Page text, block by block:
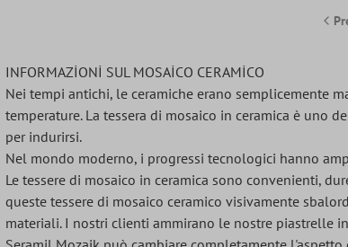
su 5 stelle
su 5 stelle
3 su 5 stelle
2 su 5 stelle
1 su 5 stelle
INFORMAZİONİ SUL MOSAİCO CERAMİCO
Nei tempi antichi, le ceramiche erano semplicemente
temperature. La tessera di mosaico in ceramica è
per indurirsi.
Nel mondo moderno, i progressi tecnologici hanno
Le tessere di mosaico in ceramica sono convenienti,
queste tessere di mosaico ceramico visivamente
materiali. I nostri clienti ammirano le nostre piastrelle